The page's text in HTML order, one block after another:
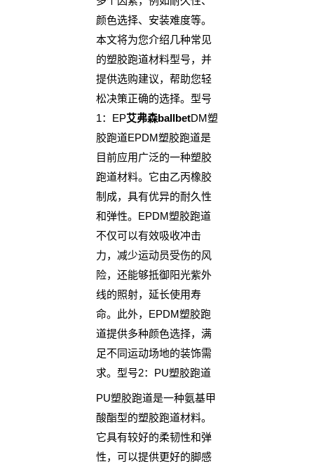
颜色选择、安装难度等。
本文将为您介绍几种常见
的塑胶跑道材料型号，并
提供选购建议，帮助您轻
松决策正确的选择。型号
1：EP艾弗森ballbetDM塑
胶跑道EPDM塑胶跑道是
目前应用广泛的一种塑胶
跑道材料。它由乙丙橡胶
制成，具有优异的耐久性
和弹性。EPDM塑胶跑道
不仅可以有效吸收冲击
力，减少运动员受伤的风
险，还能够抵御阳光紫外
线的照射，延长使用寿
命。此外，EPDM塑胶跑
道提供多种颜色选择，满
足不同运动场地的装饰需
求。型号2：PU塑胶跑道
PU塑胶跑道是一种氨基甲
酸酯型的塑胶跑道材料。
它具有较好的柔韧性和弹
性，可以提供更好的脚感